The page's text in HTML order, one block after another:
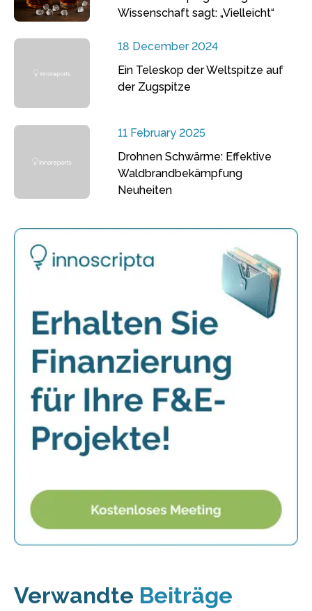
Wissenschaft sagt: „Vielleicht“
18 December 2024
Ein Teleskop der Weltspitze auf
der Zugspitze
11 February 2025
Drohnen Schwärme: Effektive
Waldbrandbekämpfung
Neuheiten
Verwandte Beiträge